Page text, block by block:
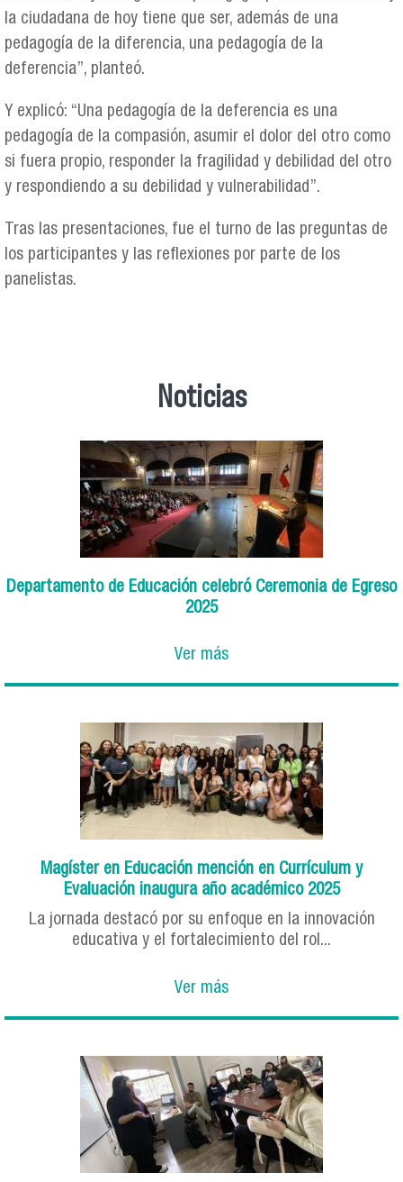
la ciudadana de hoy tiene que ser, además de una
pedagogía de la diferencia, una pedagogía de la
deferencia”, planteó.
Y explicó: “Una pedagogía de la deferencia es una
pedagogía de la compasión, asumir el dolor del otro como
si fuera propio, responder la fragilidad y debilidad del otro
y respondiendo a su debilidad y vulnerabilidad”.
Tras las presentaciones, fue el turno de las preguntas de
los participantes y las reflexiones por parte de los
panelistas.
Noticias
Departamento de Educación celebró Ceremonia de Egreso
2025
Ver más
Magíster en Educación mención en Currículum y
Evaluación inaugura año académico 2025
La jornada destacó por su enfoque en la innovación
educativa y el fortalecimiento del rol...
Ver más